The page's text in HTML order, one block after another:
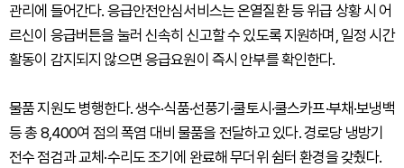
관리에 들어간다. 응급안전안심서비스는 온열질환 등 위급 상황 시 어
르신이 응급버튼을 눌러 신속히 신고할 수 있도록 지원하며, 일정 시간
활동이 감지되지 않으면 응급요원이 즉시 안부를 확인한다.
물품 지원도 병행한다. 생수·식품·선풍기·쿨토시·쿨스카프·부채·보냉백
등 총 8,400여 점의 폭염 대비 물품을 전달하고 있다. 경로당 냉방기
전수 점검과 교체·수리도 조기에 완료해 무더위 쉼터 환경을 갖췄다.